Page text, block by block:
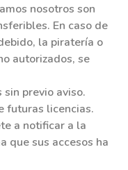
nosotros son
En caso de
la piratería o
autorizados, se
previo aviso.
futuras licencias.
a notificar a la
que sus accesos ha